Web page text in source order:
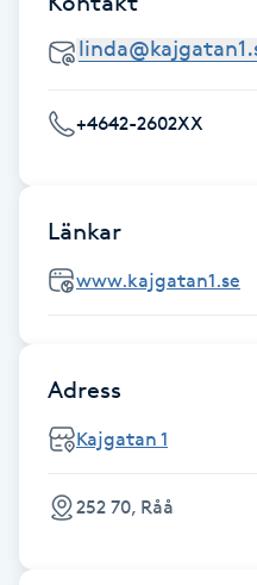
LED-ljusterapi
Liktornar
LPG
Luggklippning
Läpptatuering
M
+4642-2602XX
Länkar
www.kajgatan1.se
Adress
Kajgatan 1
252 70, Råå